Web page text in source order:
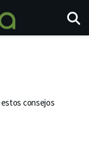
estos consejos